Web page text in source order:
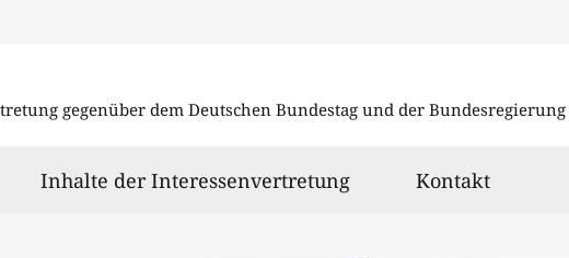
gegenüber dem Deutschen Bundestag und der Bundesregierung
Inhalte der Interessenvertretung Kontakt